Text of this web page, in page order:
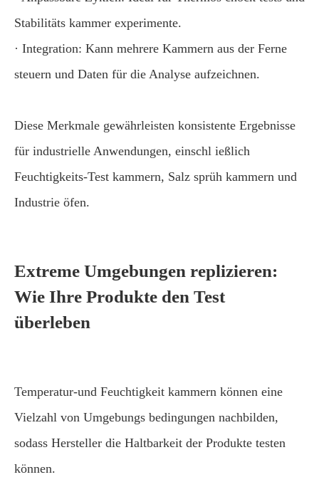
Stabilitäts kammer experimente.
· Integration: Kann mehrere Kammern aus der Ferne
steuern und Daten für die Analyse aufzeichnen.
Diese Merkmale gewährleisten konsistente Ergebnisse
für industrielle Anwendungen, einschl ießlich
Feuchtigkeits-Test kammern, Salz sprüh kammern und
Industrie öfen.
Extreme Umgebungen replizieren:
Wie Ihre Produkte den Test
überleben
Temperatur-und Feuchtigkeit kammern können eine
Vielzahl von Umgebungs bedingungen nachbilden,
sodass Hersteller die Haltbarkeit der Produkte testen
können.